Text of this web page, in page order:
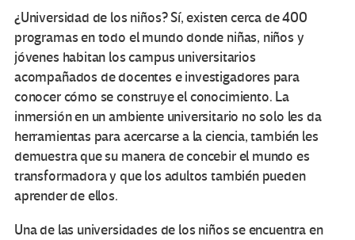
¿Universidad de los niños? Sí, existen cerca de 400
programas en todo el mundo donde niñas, niños y
jóvenes habitan los campus universitarios
acompañados de docentes e investigadores para
conocer cómo se construye el conocimiento. La
inmersión en un ambiente universitario no solo les da
herramientas para acercarse a la ciencia, también les
demuestra que su manera de concebir el mundo es
transformadora y que los adultos también pueden
aprender de ellos.
Una de las universidades de los niños se encuentra en